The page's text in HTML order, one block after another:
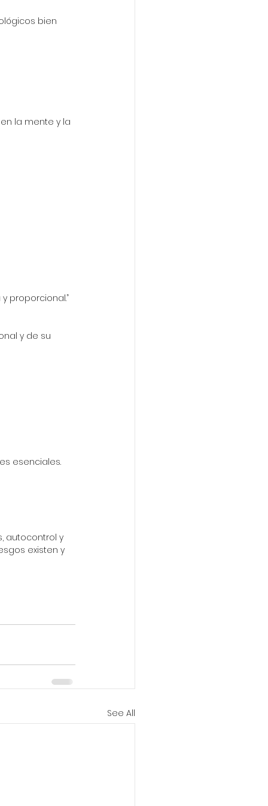
bien
la mente y la
proporcional.”
y de su
esenciales.
autocontrol y
existen y
See All